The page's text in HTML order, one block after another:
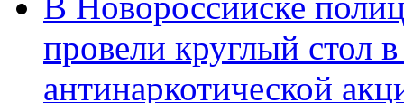
провели круглый стол
антинаркотической